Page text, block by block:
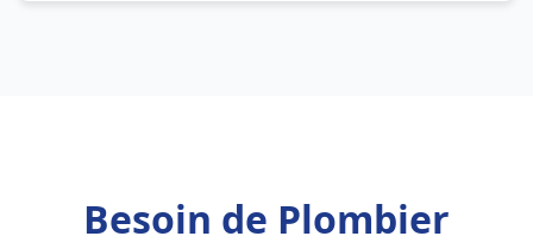
Besoin de Plombier